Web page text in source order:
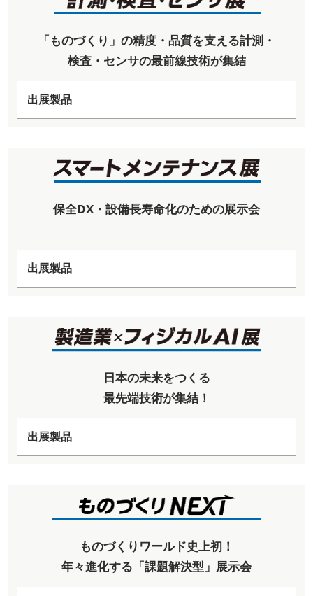
「ものづくり」の精度・品質を支える計測・
検査・センサの最前線技術が集結
出展製品
保全DX・設備長寿命化のための展示会
出展製品
日本の未来をつくる
最先端技術が集結！
出展製品
ものづくりワールド史上初！
年々進化する「課題解決型」展示会